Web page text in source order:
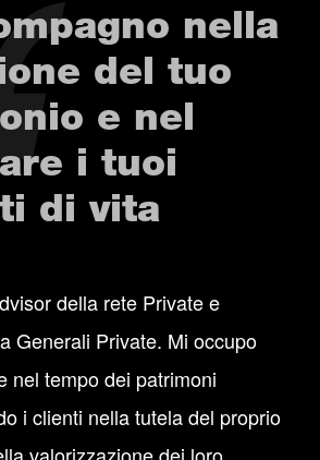
nella
del tuo
e nel
i tuoi
di vita
della rete Private e
Generali Private. Mi occupo
nel tempo dei patrimoni
i clienti nella tutela del proprio